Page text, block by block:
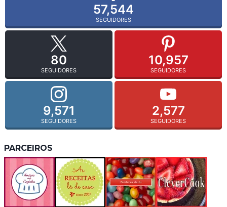
57,544
SEGUIDORES
80
SEGUIDORES
10,957
SEGUIDORES
9,571
SEGUIDORES
2,577
SEGUIDORES
PARCEIROS